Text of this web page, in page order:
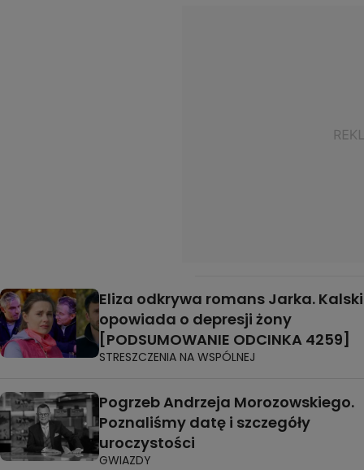
Eliza odkrywa romans Jarka. Kalski
opowiada o depresji żony
[PODSUMOWANIE ODCINKA 4259]
STRESZCZENIA NA WSPÓLNEJ
Pogrzeb Andrzeja Morozowskiego.
Poznaliśmy datę i szczegóły
uroczystości
GWIAZDY